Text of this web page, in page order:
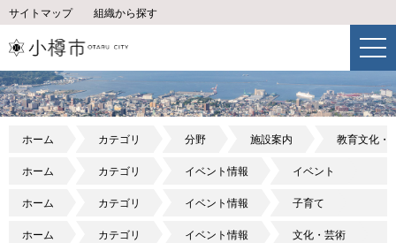
サイトマップ 組織から探す
ホーム カテゴリ 分野 施設案内 教育文化・
ホーム カテゴリ イベント情報 イベント
ホーム カテゴリ イベント情報 子育て
ホーム カテゴリ イベント情報 文化・芸術